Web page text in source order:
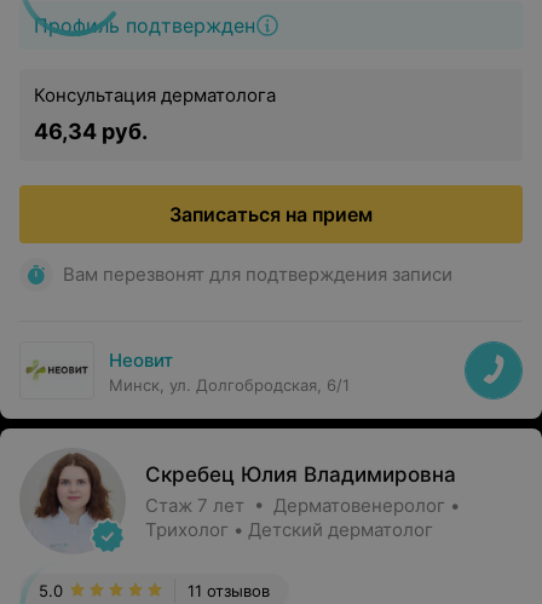
Профиль подтвержден
Консультация дерматолога
46,34 руб.
Записаться на прием
Вам перезвонят для подтверждения записи
Неовит
Минск, ул. Долгобродская, 6/1
Скребец Юлия Владимировна
Стаж 7 лет • Дерматовенеролог •
Трихолог • Детский дерматолог
11 отзывов
5.0